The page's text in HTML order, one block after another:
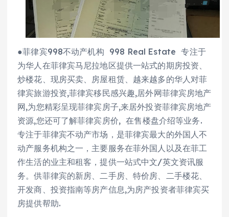
●菲律宾998不动产机构 998 Real Estate 专注于
为华人在菲律宾马尼拉地区提供一站式的期房投资、
炒楼花、现房买卖、房屋租赁、越来越多的华人对菲
律宾旅游投资,菲律宾移民感兴趣,居外网菲律宾房地产
网,为您精彩呈现菲律宾房子,来居外投资菲律宾房地产
资源,您还可了解菲律宾房价, 在售楼盘介绍等业务.
专注于菲律宾不动产市场，是菲律宾最大的外国人不
动产服务机构之一，主要服务在菲外国人以及在菲工
作生活的业主和租客，提供一站式中文/英文资讯服
务。供菲律宾的新房、二手房、特价房、二手楼花、
开发商、投资指南等房产信息,为房产投资者菲律宾买
房提供帮助.